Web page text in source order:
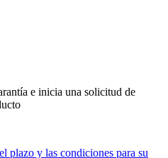
e inicia una solicitud de
plazo y las condiciones para su